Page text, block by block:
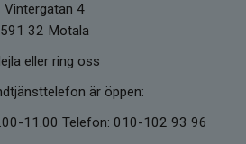
Vintergatan 4
591 32 Motala
eller ring oss
är öppen:
11.00 Telefon: 010-102 93 96